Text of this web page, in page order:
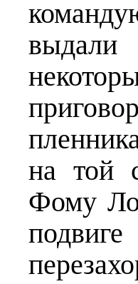
на той
Фому